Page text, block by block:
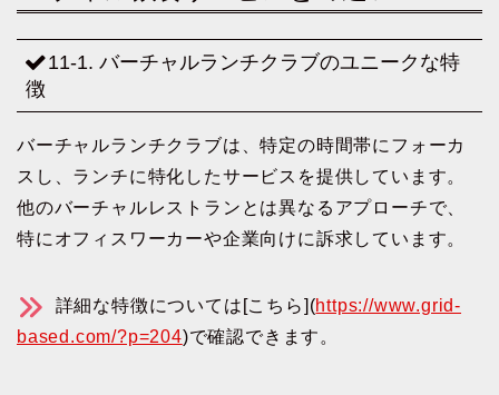
11-1. バーチャルランチクラブのユニークな特
徴
バーチャルランチクラブは、特定の時間帯にフォーカ
スし、ランチに特化したサービスを提供しています。
他のバーチャルレストランとは異なるアプローチで、
特にオフィスワーカーや企業向けに訴求しています。
詳細な特徴については[こちら](https://www.grid-
based.com/?p=204)で確認できます。